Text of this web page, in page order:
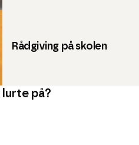
Rådgiving på skolen
lurte på?